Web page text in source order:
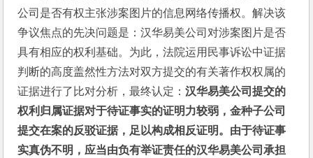
公司是否有权主张涉案图片的信息网络传播权。解决该
争议焦点的先决问题是：汉华易美公司对涉案图片是否
具有相应的权利基础。为此，法院运用民事诉讼中证据
判断的高度盖然性方法对双方提交的有关著作权权属的
证据进行了比对分析，最终认定：汉华易美公司提交的
权利归属证据对于待证事实的证明力较弱，金种子公司
提交在案的反驳证据，足以构成相反证明。由于待证事
实真伪不明，应当由负有举证责任的汉华易美公司承担